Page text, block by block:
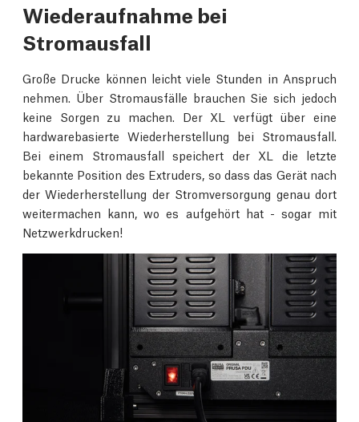
Wiederaufnahme bei
Stromausfall
Große Drucke können leicht viele Stunden in Anspruch
nehmen. Über Stromausfälle brauchen Sie sich jedoch
keine Sorgen zu machen. Der XL verfügt über eine
hardwarebasierte Wiederherstellung bei Stromausfall.
Bei einem Stromausfall speichert der XL die letzte
bekannte Position des Extruders, so dass das Gerät nach
der Wiederherstellung der Stromversorgung genau dort
weitermachen kann, wo es aufgehört hat - sogar mit
Netzwerkdrucken!